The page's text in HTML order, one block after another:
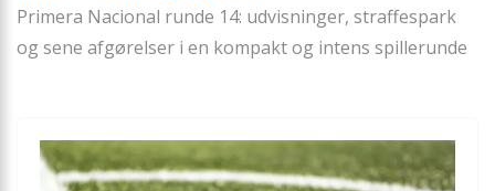
Primera Nacional runde 14: udvisninger, straffespark
og sene afgørelser i en kompakt og intens spillerunde